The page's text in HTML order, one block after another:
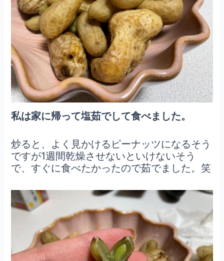
私は家に帰って塩茹でして食べました。
炒ると、よく見かけるピーナッツになるそう
ですが1週間乾燥させないといけないそう
で、すぐに食べたかったので茹でました。笑